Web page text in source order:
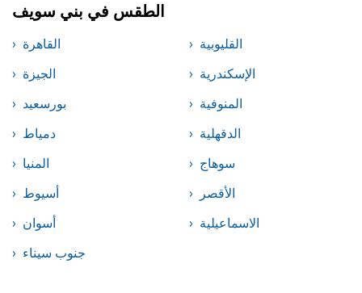
الطقس في بني سويف
القاهرة
القليوبية
الجيزة
الإسكندرية
بورسعيد
المنوفية
دمياط
الدقهلية
المنيا
سوهاج
أسيوط
الأقصر
أسوان
الاسماعيلية
جنوب سيناء